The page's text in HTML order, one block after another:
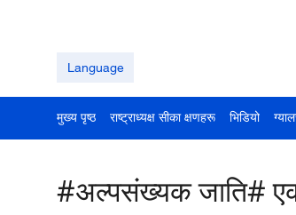
Language
मुख्य पृष्ठ राष्ट्राध्यक्ष सीका क्षणहरू भिडियो
#अल्पसंख्यक जाति# एक